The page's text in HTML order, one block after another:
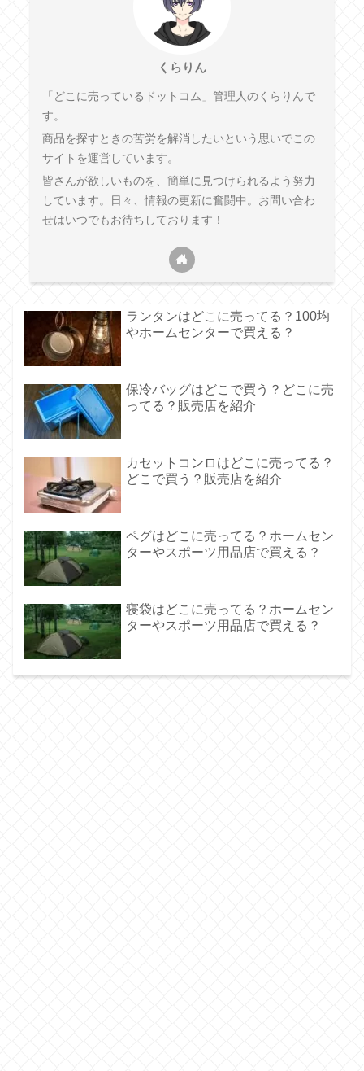
くらりん
「どこに売っているドットコム」管理人のくらりんで
す。
商品を探すときの苦労を解消したいという思いでこの
サイトを運営しています。
皆さんが欲しいものを、簡単に見つけられるよう努力
しています。日々、情報の更新に奮闘中。お問い合わ
せはいつでもお待ちしております！
ランタンはどこに売ってる？100均
やホームセンターで買える？
保冷バッグはどこで買う？どこに売
ってる？販売店を紹介
カセットコンロはどこに売ってる？
どこで買う？販売店を紹介
ペグはどこに売ってる？ホームセン
ターやスポーツ用品店で買える？
寝袋はどこに売ってる？ホームセン
ターやスポーツ用品店で買える？